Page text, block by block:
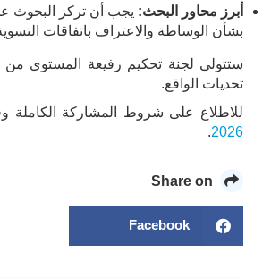
أبرز محاور البحث: يجب أن تركز البحوث
بشأن الوساطة والاعتراف باتفاقات
ستتولى لجنة تحكيم رفيعة المستوى من
تحديات الواقع.
للاطلاع على شروط المشاركة الكاملة
2026
.
Facebook